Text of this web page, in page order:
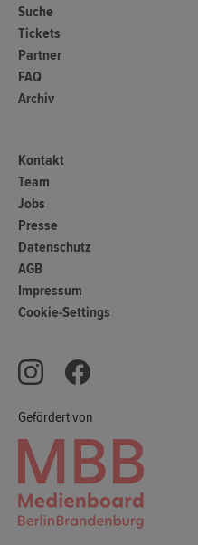
Gefördert von
Suche
Tickets
Partner
FAQ
Archiv
Kontakt
Team
Jobs
Presse
Datenschutz
AGB
Impressum
Cookie-Settings